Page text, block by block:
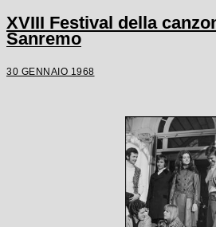
XVIII Festival della
Sanremo
30 GENNAIO 1968